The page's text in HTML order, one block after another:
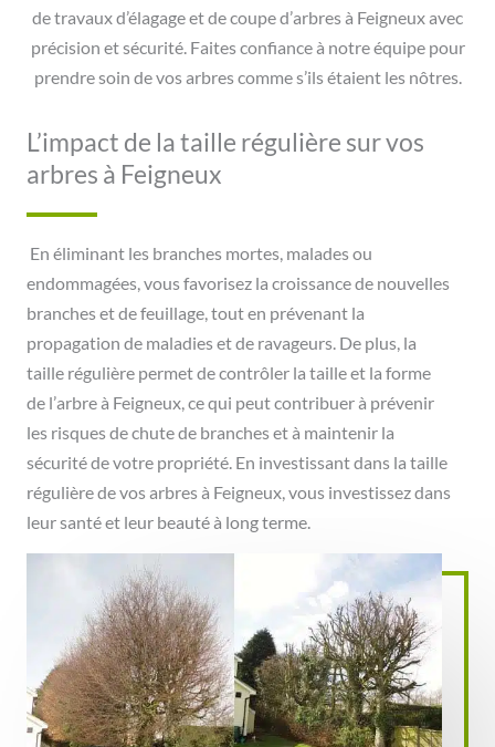
de travaux d’élagage et de coupe d’arbres à Feigneux avec
précision et sécurité. Faites confiance à notre équipe pour
prendre soin de vos arbres comme s’ils étaient les nôtres.
L’impact de la taille régulière sur vos
arbres à Feigneux
En éliminant les branches mortes, malades ou
endommagées, vous favorisez la croissance de nouvelles
branches et de feuillage, tout en prévenant la
propagation de maladies et de ravageurs. De plus, la
taille régulière permet de contrôler la taille et la forme
de l’arbre à Feigneux, ce qui peut contribuer à prévenir
les risques de chute de branches et à maintenir la
sécurité de votre propriété. En investissant dans la taille
régulière de vos arbres à Feigneux, vous investissez dans
leur santé et leur beauté à long terme.